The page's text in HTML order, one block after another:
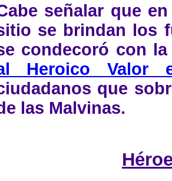
señalar que
se brindan los
condecoró con
Heroico Valor
que
las Malvinas.